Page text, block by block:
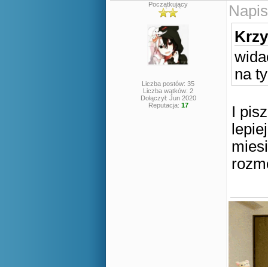
Początkujący
Liczba postów: 35
Liczba wątków: 2
Dołączył: Jun 2020
Reputacja: 17
na
I